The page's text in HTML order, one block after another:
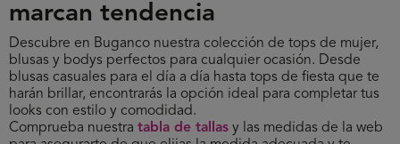
marcan tendencia
Descubre en Buganco nuestra colección de tops de mujer,
blusas y bodys perfectos para cualquier ocasión. Desde
blusas casuales para el día a día hasta tops de fiesta que te
harán brillar, encontrarás la opción ideal para completar tus
looks con estilo y comodidad.
Comprueba nuestra tabla de tallas y las medidas de la web